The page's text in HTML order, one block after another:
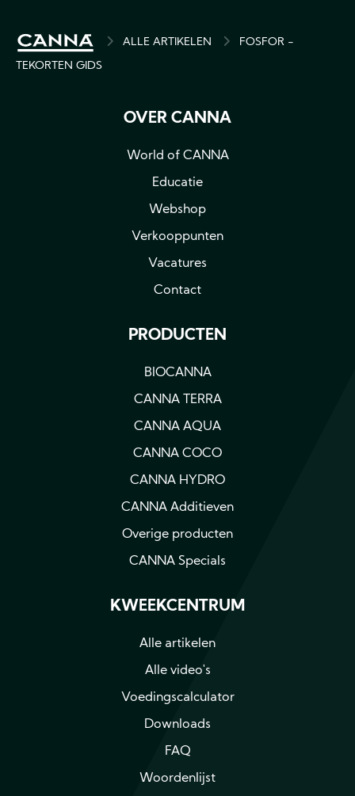
BREADCRUMBALLE ARTIKELEN
FOSFOR -
TEKORTEN GIDS
OVER CANNA
World of CANNA
Educatie
Webshop
Verkooppunten
Vacatures
Contact
PRODUCTEN
BIOCANNA
CANNA TERRA
CANNA AQUA
CANNA COCO
CANNA HYDRO
CANNA Additieven
Overige producten
CANNA Specials
KWEEKCENTRUM
Alle artikelen
Alle video's
Voedingscalculator
Downloads
FAQ
Woordenlijst